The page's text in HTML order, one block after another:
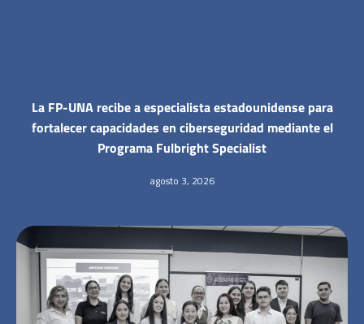
La FP-UNA recibe a especialista estadounidense para
fortalecer capacidades en ciberseguridad mediante el
Programa Fulbright Specialist
agosto 3, 2026